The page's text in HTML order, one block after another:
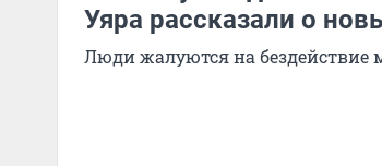
Уяра рассказали о
Люди жалуются на бездействие